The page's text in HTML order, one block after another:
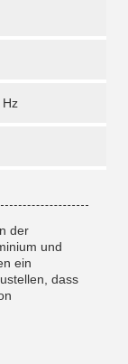
Hz
der
und
ein
dass